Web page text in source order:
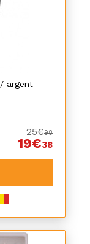
argent
25€98
19€38